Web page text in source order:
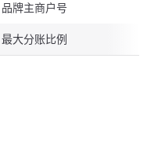
品牌主商户号
最大分账比例